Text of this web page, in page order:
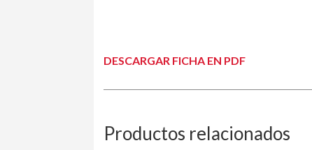
DESCARGAR FICHA EN PDF
Productos relacionados